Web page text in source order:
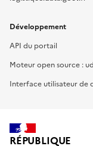
Développement
API du portail
Moteur open source :
Interface utilisateur de
RÉPUBLIQUE